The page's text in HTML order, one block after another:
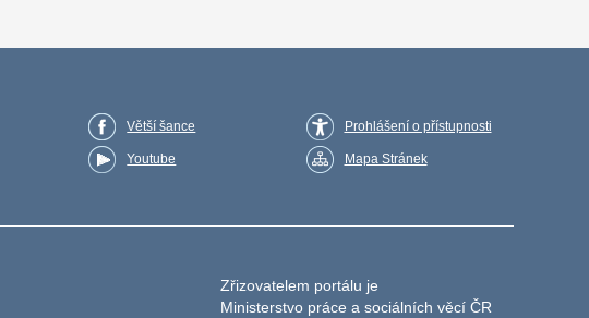
Větší šance
Youtube
Prohlášení o přístupnosti
Mapa Stránek
Zřizovatelem portálu je
Ministerstvo práce a sociálních věcí ČR